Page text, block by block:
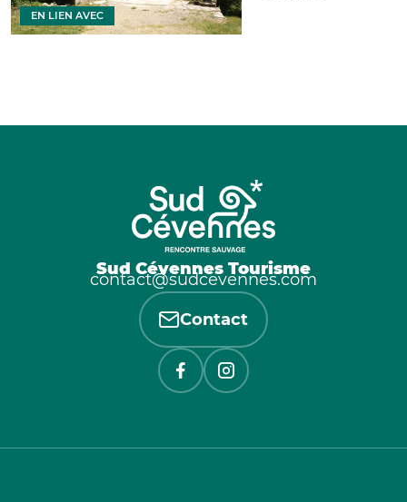
EN LIEN AVEC
Sud Cévennes Tourisme
contact@sudcevennes.com
Contact